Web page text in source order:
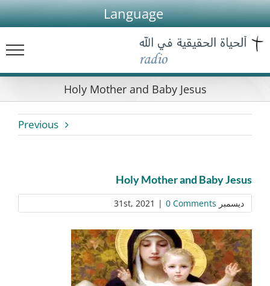
Skip
to
content
Language
Holy Mother and Baby Jesus
Previous
Holy Mother and Baby Jesus
ديسمبر 31st, 2021 | 0 Comments